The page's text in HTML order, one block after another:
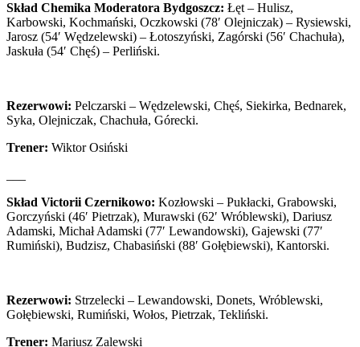
Skład Chemika Moderatora Bydgoszcz: Łęt – Hulisz,
Karbowski, Kochmański, Oczkowski (78′ Olejniczak) – Rysiewski,
Jarosz (54′ Wędzelewski) – Łotoszyński, Zagórski (56′ Chachuła),
Jaskuła (54′ Chęś) – Perliński.
Rezerwowi: Pelczarski – Wędzelewski, Chęś, Siekirka, Bednarek,
Syka, Olejniczak, Chachuła, Górecki.
Trener: Wiktor Osiński
Skład Victorii Czernikowo: Kozłowski – Pukłacki, Grabowski,
Gorczyński (46′ Pietrzak), Murawski (62′ Wróblewski), Dariusz
Adamski, Michał Adamski (77′ Lewandowski), Gajewski (77′
Rumiński), Budzisz, Chabasiński (88′ Gołębiewski), Kantorski.
Rezerwowi: Strzelecki – Lewandowski, Donets, Wróblewski,
Gołębiewski, Rumiński, Wołos, Pietrzak, Tekliński.
Trener: Mariusz Zalewski